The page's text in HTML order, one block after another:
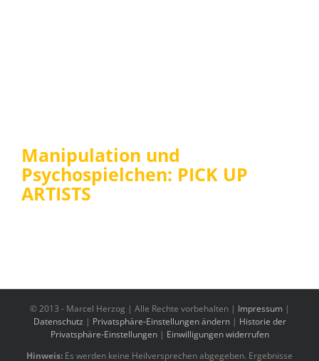
Manipulation und
Psychospielchen: PICK UP
ARTISTS
© 2013 - Marcel Herzog | Alle Rechte vorbehalten | Impressum |
Datenschutz | Privatsphäre-Einstellungen ändern| Historie der
Privatsphäre-Einstellungen| Einwilligungen widerrufen
Hinweis: Es werden keine Heilversprechen abgegeben. Ergebnisse